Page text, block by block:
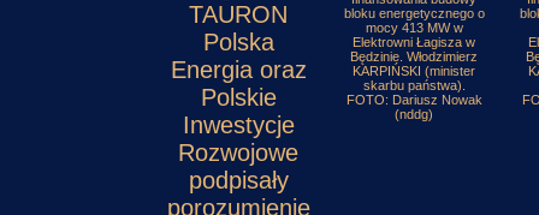
TAURON
Polska
Energia oraz
Polskie
Inwestycje
Rozwojowe
podpisały
porozumienie
bloku energetycznego o
mocy 413 MW w
Elektrowni Łagisza w
Będzinie. Włodzimierz
KARPIŃSKI (minister
skarbu państwa).
FOTO: Dariusz Nowak
(nddg)